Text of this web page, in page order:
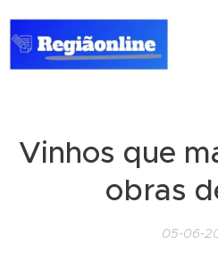
Vinhos que
obras
05-06-